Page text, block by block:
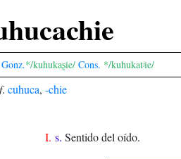
Gonz.*/kuhukaʂie/ Cons. */kuhukatʲie/
. cuhuca, -chie
I. s. Sentido del oído.